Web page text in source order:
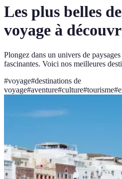
Les plus belles
voyage à
Plongez dans un univers de
fascinantes. Voici nos meilleures
#voyage#destinations de
voyage#aventure#culture#tourisme#